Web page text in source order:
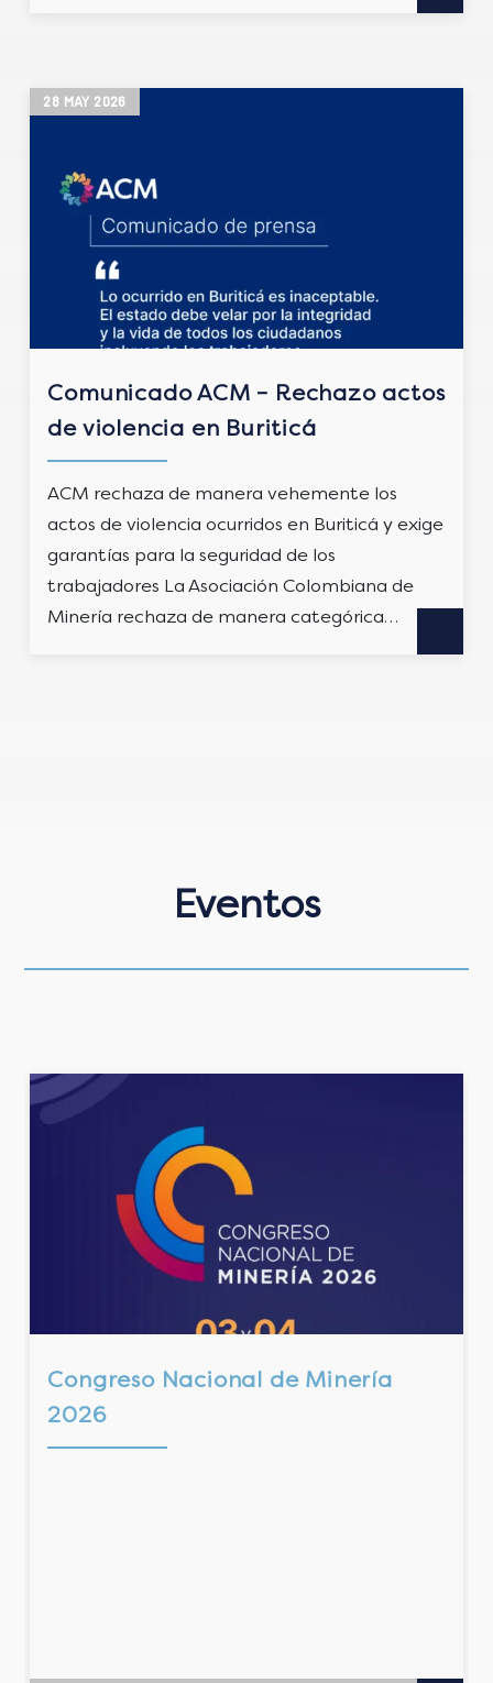
Comunicado ACM – Rechazo actos
de violencia en Buriticá
ACM rechaza de manera vehemente los
actos de violencia ocurridos en Buriticá y exige
garantías para la seguridad de los
trabajadores La Asociación Colombiana de
Minería rechaza de manera categórica…
28 MAY 2026
Eventos
Congreso Nacional de Minería
2026